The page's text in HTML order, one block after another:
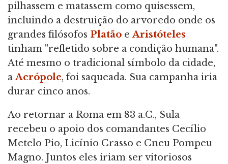
pilhassem e matassem como quisessem,
incluindo a destruição do arvoredo onde os
grandes filósofos Platão eAristóteles
tinham "refletido sobre a condição humana".
Até mesmo o tradicional símbolo da cidade,
aAcrópole, foi saqueada. Sua campanha iria
durar cinco anos.
Ao retornar a Roma em 83 a.C., Sula
recebeu o apoio dos comandantes Cecílio
Metelo Pio, Licínio Crasso e Cneu Pompeu
Magno. Juntos eles iriam ser vitoriosos